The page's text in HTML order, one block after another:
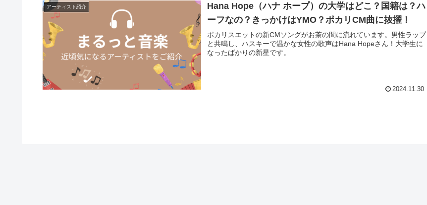
アーティスト紹介
Hana Hope（ハナ ホープ）の大学はどこ？国籍は？ハ
ーフなの？きっかけはYMO？ポカリCM曲に抜擢！
ポカリスエットの新CMソングがお茶の間に流れています。男性ラップ
と共鳴し、ハスキーで温かな女性の歌声はHana Hopeさん！大学生に
なったばかりの新星です。
2024.11.30